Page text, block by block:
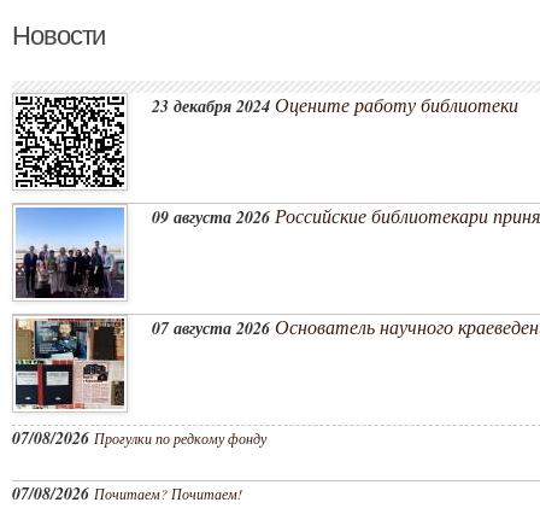
Новости
23 декабря 2024 Оцените работу библиотеки
09 августа 2026 Российские библиотекари
07 августа 2026 Основатель научного
07/08/2026 Прогулки по редкому фонду
07/08/2026 Почитаем? Почитаем!